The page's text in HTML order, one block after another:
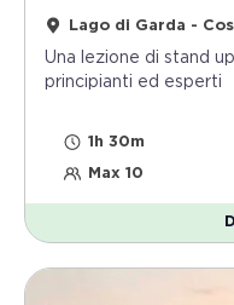
Lago di Garda -
Una lezione di stand
principianti ed esperti
1h 30m
Max 10